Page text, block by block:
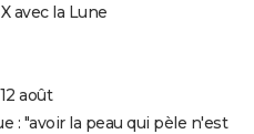
avec la Lune
août
: "avoir la peau qui pèle n'est